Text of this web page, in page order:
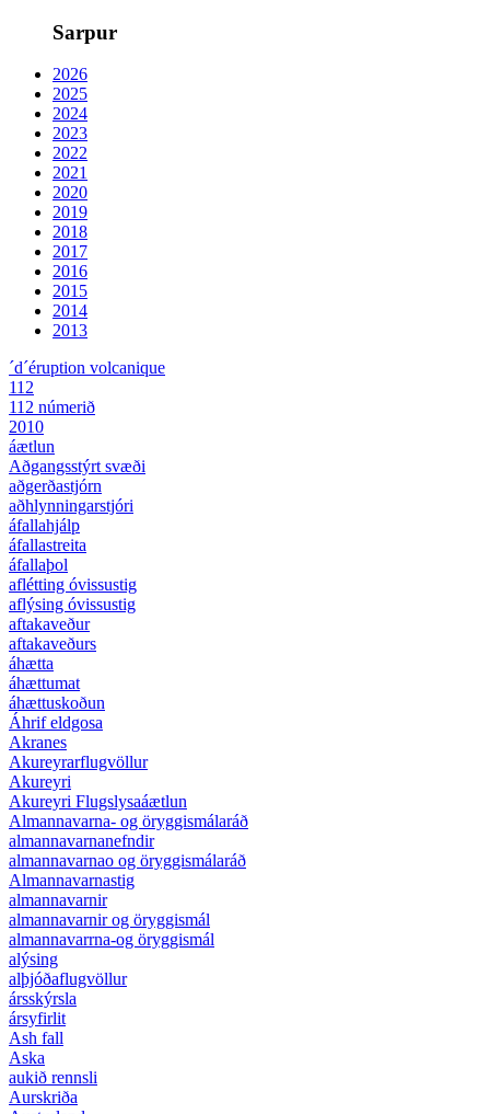
Sarpur
2026
2025
2024
2023
2022
2021
2020
2019
2018
2017
2016
2015
2014
2013
´d´éruption volcanique
112
112 númerið
2010
áætlun
Aðgangsstýrt svæði
aðgerðastjórn
aðhlynningarstjóri
áfallahjálp
áfallastreita
áfallaþol
aflétting óvissustig
aflýsing óvissustig
aftakaveður
aftakaveðurs
áhætta
áhættumat
áhættuskoðun
Áhrif eldgosa
Akranes
Akureyrarflugvöllur
Akureyri
Akureyri Flugslysaáætlun
Almannavarna- og öryggismálaráð
almannavarnanefndir
almannavarnao og öryggismálaráð
Almannavarnastig
almannavarnir
almannavarnir og öryggismál
almannavarrna-og öryggismál
alýsing
alþjóðaflugvöllur
ársskýrsla
ársyfirlit
Ash fall
Aska
aukið rennsli
Aurskriða